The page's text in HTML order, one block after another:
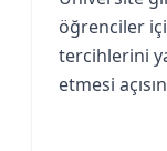
öğrenciler
tercihlerini
etmesi